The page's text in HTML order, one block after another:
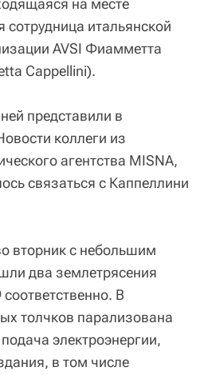
на месте
сотрудница итальянской
AVSI Фиамметта
Cappellini).
представили в
коллеги из
агентства MISNA,
связаться с Каппеллини
вторник с небольшим
два землетрясения
В
толчков парализована
электроэнергии,
в том числе